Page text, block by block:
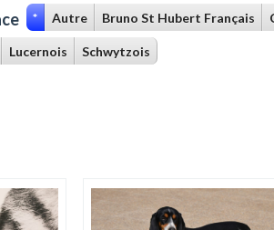
* Autre Bruno St Hubert Français
Lucernois Schwytzois